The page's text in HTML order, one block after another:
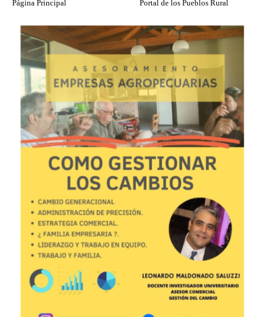
Página Principal Portal de los Pueblos Rural